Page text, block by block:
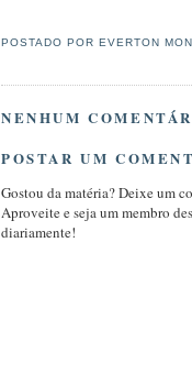
POSTADO POR EVERTON
NENHUM
POSTAR UM
Gostou da matéria? Deixe um
Aproveite e seja um membro
diariamente!